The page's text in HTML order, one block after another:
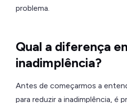
problema.
Qual a diferença
inadimplência?
Antes de começarmos a
para reduzir a inadimplência, é